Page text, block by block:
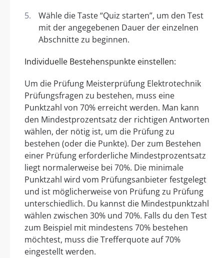
Wähle die Taste “Quiz starten”, um den Test
mit der angegebenen Dauer der einzelnen
Abschnitte zu beginnen.
Individuelle Bestehenspunkte einstellen:
Um die Prüfung Meisterprüfung Elektrotechnik
Prüfungsfragen zu bestehen, muss eine
Punktzahl von 70% erreicht werden. Man kann
den Mindestprozentsatz der richtigen Antworten
wählen, der nötig ist, um die Prüfung zu
bestehen (oder die Punkte). Der zum Bestehen
einer Prüfung erforderliche Mindestprozentsatz
liegt normalerweise bei 70%. Die minimale
Punktzahl wird vom Prüfungsanbieter festgelegt
und ist möglicherweise von Prüfung zu Prüfung
unterschiedlich. Du kannst die Mindestpunktzahl
wählen zwischen 30% und 70%. Falls du den Test
zum Beispiel mit mindestens 70% bestehen
möchtest, muss die Trefferquote auf 70%
eingestellt werden.